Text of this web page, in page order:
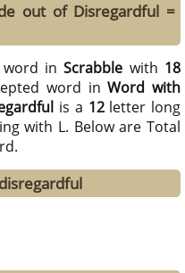
out of Disregardful =
word inScrabble with 18
word inWord with
is a 12letter long
with L. Below are Total